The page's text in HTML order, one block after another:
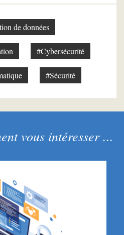
de données
#Cybersécurité
#Sécurité
vous intéresser ...